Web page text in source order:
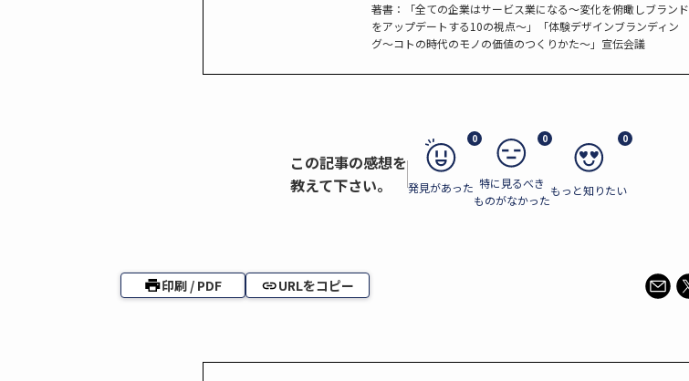
著書：「全ての企業はサービス業になる〜変化を俯瞰しブランド
をアップデートする10の視点〜」「体験デザインブランディン
グ〜コトの時代のモノの価値のつくりかた〜」宣伝会議
この記事の感想を
教えて下さい。
0
発見があった
0
特に見るべき
ものがなかった
0
もっと知りたい
印刷 / PDF URLをコピー